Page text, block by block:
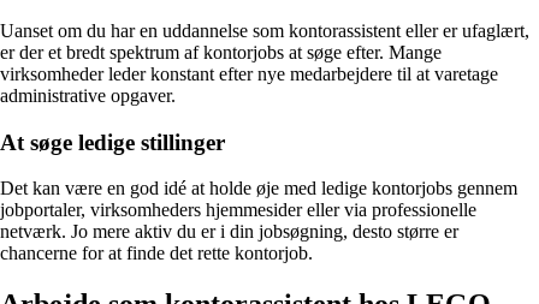
Uanset om du har en uddannelse som kontorassistent eller er ufaglært,
er der et bredt spektrum af kontorjobs at søge efter. Mange
virksomheder leder konstant efter nye medarbejdere til at varetage
administrative opgaver.
At søge ledige stillinger
Det kan være en god idé at holde øje med ledige kontorjobs gennem
jobportaler, virksomheders hjemmesider eller via professionelle
netværk. Jo mere aktiv du er i din jobsøgning, desto større er
chancerne for at finde det rette kontorjob.